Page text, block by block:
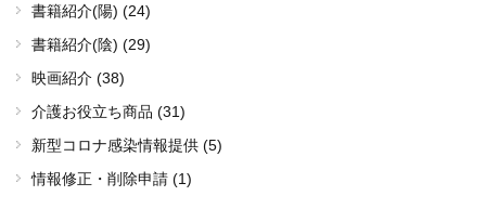
書籍紹介(陽) (24)
書籍紹介(陰) (29)
映画紹介 (38)
介護お役立ち商品 (31)
新型コロナ感染情報提供 (5)
情報修正・削除申請 (1)